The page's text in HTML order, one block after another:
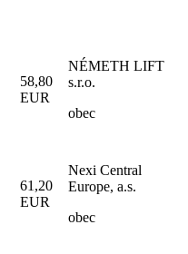
58,80
EUR
NÉMETH LIFT
s.r.o.
obec
61,20
EUR
Nexi Central
Europe, a.s.
obec